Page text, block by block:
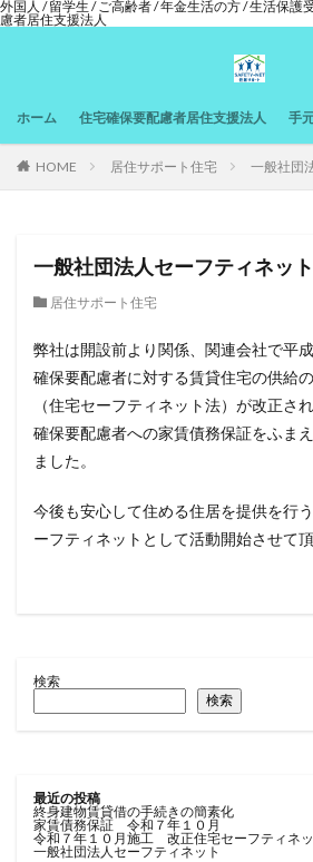
外国人 / 留学生 / ご高齢者 / 年金生活の方 / 生活保
慮者居住支援法人
ホーム 住宅確保要配慮者居住支援法人 手
HOME 居住サポート住宅 一般社団
一般社団法人セーフティネット
居住サポート住宅
弊社は開設前より関係、関連会社で平
確保要配慮者に対する賃貸住宅の供給
（住宅セーフティネット法）が改正さ
確保要配慮者への家賃債務保証をふま
ました。
今後も安心して住める住居を提供を行
ーフティネットとして活動開始させて頂
検索
検索
最近の投稿
終身建物賃貸借の手続きの簡素化
家賃債務保証 令和７年１０月
令和７年１０月施工 改正住宅セーフティネ
一般社団法人セーフティネット